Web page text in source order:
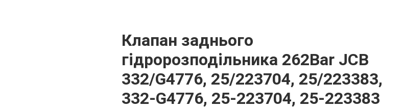
Клапан заднього
гідророзподільника 262Bar JCB
332/G4776, 25/223704, 25/223383,
332-G4776, 25-223704, 25-223383